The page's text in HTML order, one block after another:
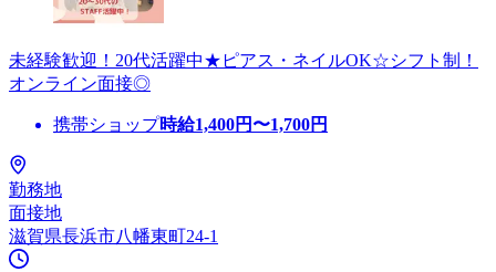
未経験歓迎！20代活躍中★ピアス・ネイルOK☆シフト制！
オンライン面接◎
携帯ショップ時給1,400円〜1,700円
勤務地
面接地
滋賀県長浜市八幡東町24-1